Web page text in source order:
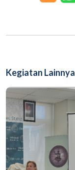
Kegiatan Lainnya